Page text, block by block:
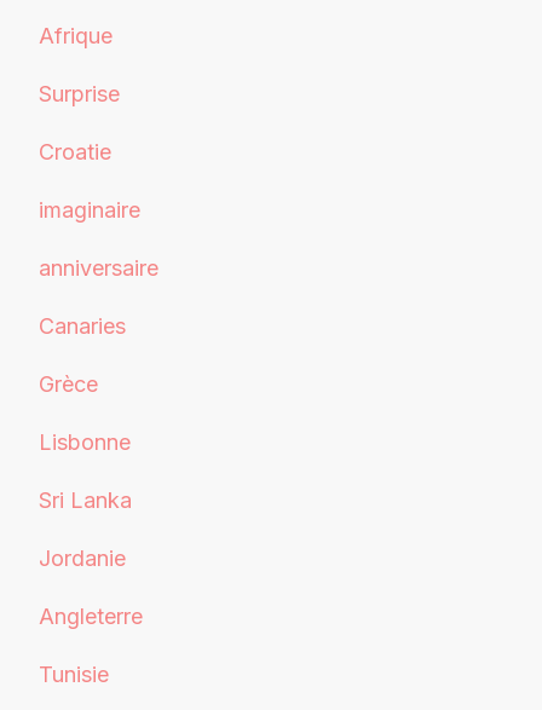
Afrique
Surprise
Croatie
imaginaire
anniversaire
Canaries
Grèce
Lisbonne
Sri Lanka
Jordanie
Angleterre
Tunisie